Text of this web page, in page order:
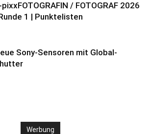
pixxFOTOGRAFIN / FOTOGRAF 2026
1 | Punktelisten
Sony-Sensoren mit Global-
Werbung